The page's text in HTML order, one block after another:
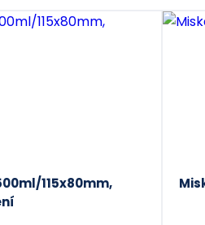
115x80mm,